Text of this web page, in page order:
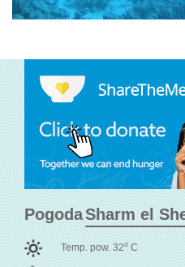
Pogoda
Temp. pow. 32o C